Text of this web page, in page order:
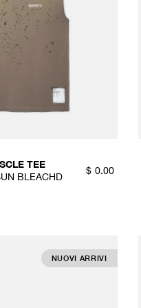
TEE
BLEACHD
$ 0.00
NUOVI ARRIVI